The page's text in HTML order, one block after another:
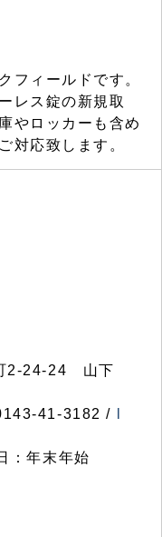
フィールドです。
レス錠の新規取
ロッカーも含め
対応致します。
2-24-24 山下
41-3182 /
：年末年始